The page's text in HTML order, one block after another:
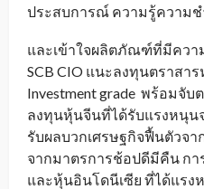
ประสบการณ์ ความรู้ความ
และเข้าใจผลิตภัณฑ์ที่มีควา
SCB CIO แนะลงทุนตราสา
Investment grade พร้อมจับ
ลงทุนหุ้นจีนที่ได้รับแรงหนุน
รับผลบวกเศรษฐกิจฟื้นตัวจ
จากมาตรการช้อปดีมีคืน กา
และหุ้นอินโดนีเซีย ที่ได้แรง